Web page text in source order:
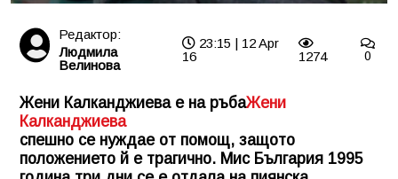
Редактор:
Людмила
Велинова
23:15 | 12 Apr
16
1274 0
Жени Калканджиева е на ръбаЖени
Калканджиева
спешно се нуждае от помощ, защото
положението й е трагично. Мис България 1995